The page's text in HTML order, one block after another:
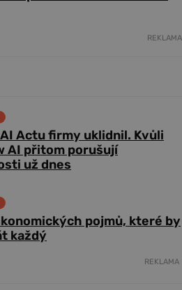
REKLAMA
Actu firmy uklidnil. Kvůli
AI přitom porušují
už dnes
pojmů, které by
každý
REKLAMA